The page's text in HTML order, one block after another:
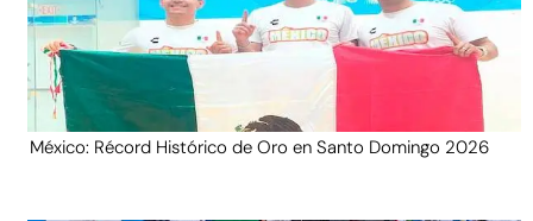
México: Récord Histórico de Oro en Santo Domingo 2026